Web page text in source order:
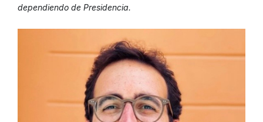
dependiendo de Presidencia.